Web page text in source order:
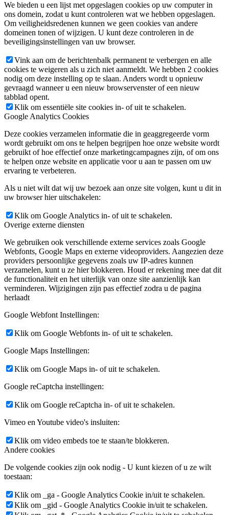
We bieden u een lijst met opgeslagen cookies op uw computer in
ons domein, zodat u kunt controleren wat we hebben opgeslagen.
Om veiligheidsredenen kunnen we geen cookies van andere
domeinen tonen of wijzigen. U kunt deze controleren in de
beveiligingsinstellingen van uw browser.
Vink aan om de berichtenbalk permanent te verbergen en alle
cookies te weigeren als u zich niet aanmeldt. We hebben 2 cookies
nodig om deze instelling op te slaan. Anders wordt u opnieuw
gevraagd wanneer u een nieuw browservenster of een nieuw
tabblad opent.
Klik om essentiële site cookies in- of uit te schakelen.
Google Analytics Cookies
Deze cookies verzamelen informatie die in geaggregeerde vorm
wordt gebruikt om ons te helpen begrijpen hoe onze website wordt
gebruikt of hoe effectief onze marketingcampagnes zijn, of om ons
te helpen onze website en applicatie voor u aan te passen om uw
ervaring te verbeteren.
Als u niet wilt dat wij uw bezoek aan onze site volgen, kunt u dit in
uw browser hier uitschakelen:
Klik om Google Analytics in- of uit te schakelen.
Overige externe diensten
We gebruiken ook verschillende externe services zoals Google
Webfonts, Google Maps en externe videoproviders. Aangezien deze
providers persoonlijke gegevens zoals uw IP-adres kunnen
verzamelen, kunt u ze hier blokkeren. Houd er rekening mee dat dit
de functionaliteit en het uiterlijk van onze site aanzienlijk kan
verminderen. Wijzigingen zijn pas effectief zodra u de pagina
herlaadt
Google Webfont Instellingen:
Klik om Google Webfonts in- of uit te schakelen.
Google Maps Instellingen:
Klik om Google Maps in- of uit te schakelen.
Google reCaptcha instellingen:
Klik om Google reCaptcha in- of uit te schakelen.
Vimeo en Youtube video's insluiten:
Klik om video embeds toe te staan/te blokkeren.
Andere cookies
De volgende cookies zijn ook nodig - U kunt kiezen of u ze wilt
toestaan:
Klik om _ga - Google Analytics Cookie in/uit te schakelen.
Klik om _gid - Google Analytics Cookie in/uit te schakelen.